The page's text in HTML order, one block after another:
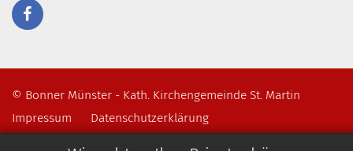
© Bonner Münster - Kath. Kirchengemeinde St. Martin
Impressum
Datenschutzerklärung